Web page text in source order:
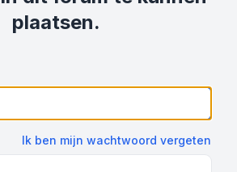
plaatsen.
Ik ben mijn wachtwoord vergeten